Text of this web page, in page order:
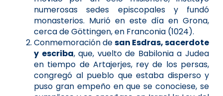
numerosas sedes episcopales y fundó
monasterios. Murió en este día en Grona,
cerca de Göttingen, en Franconia (1024).
Conmemoración desan Esdras, sacerdote
y escriba, que, vuelto de Babilonia a Judea
en tiempo de Artajerjes, rey de los persas,
congregó al pueblo que estaba disperso y
puso gran empeño en que se conociese, se